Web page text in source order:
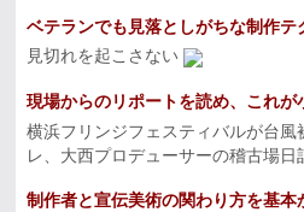
ベテランでも見落としがちな制作テ
見切れを起こさない
現場からのリポートを読め、これが
横浜フリンジフェスティバルが台風
レ、大西プロデューサーの稽古場日
制作者と宣伝美術の関わり方を基本